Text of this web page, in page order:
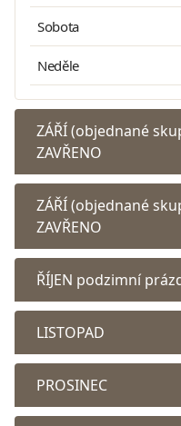
Sobota
Neděle
ZÁŘÍ (objednané
ZAVŘENO
ZÁŘÍ (objednané
ZAVŘENO
ŘÍJEN podzimní
LISTOPAD
PROSINEC